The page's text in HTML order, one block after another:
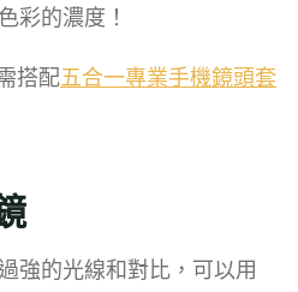
彩的濃度！
需搭配五合一專業手機鏡頭套
強的光線和對比，可以用